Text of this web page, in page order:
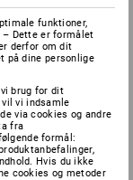
som
inden for 30
modtaget af
dem på
funktioner,
– Dette er formålet
derfor om dit
på dine personlige
brug for dit
vi indsamle
via cookies og andre
fra
formål:
Hvis du ikke
cookies og metoder